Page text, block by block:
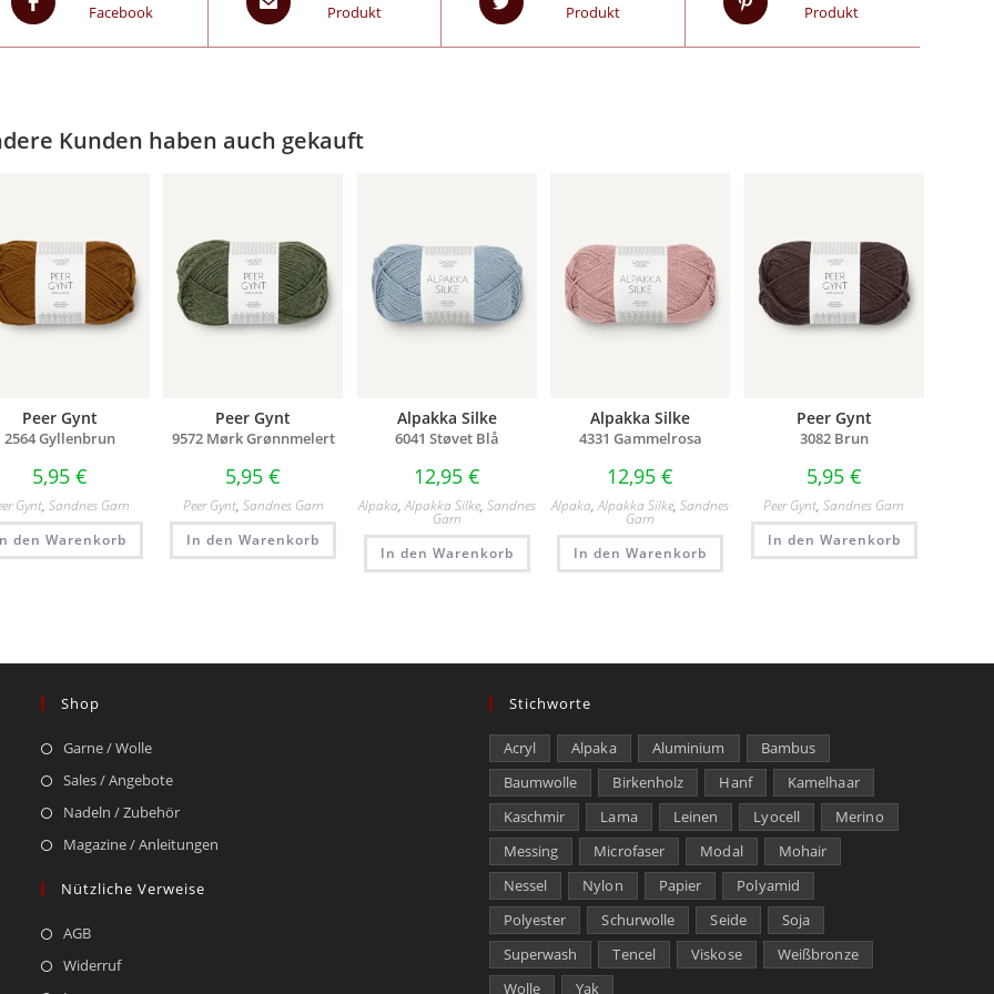
Facebook
Produkt
Produkt
Produkt
Kunden haben auch gekauft
Peer Gynt
2564 Gyllenbrun
5,95 €
Gynt,Sandnes Garn
den Warenkorb
Peer Gynt
9572 Mørk Grønnmelert
5,95€
Peer Gynt, Sandnes Garn
In den Warenkorb
Alpakka Silke
6041 Støvet Blå
12,95 €
Alpaka,Alpakka Silke, Sandnes
Garn
In den Warenkorb
Alpakka Silke
4331 Gammelrosa
12,95€
Alpaka,Alpakka Silke,Sandnes
Garn
In den Warenkorb
Peer Gynt
3082 Brun
5,95 €
Peer Gynt,Sandnes Garn
In den Warenkorb
Shop
Garne / Wolle
Sales / Angebote
Nadeln / Zubehör
Magazine / Anleitungen
Nützliche Verweise
AGB
Widerruf
Stichworte
Acryl Alpaka Aluminium
Bambus
Baumwolle
Birkenholz Hanf
Kamelhaar
Kaschmir
Lama Leinen Lyocell
Merino
Messing
Microfaser Modal
Mohair
Nessel
Nylon Papier
Polyamid
Polyester
Schurwolle Seide
Soja
Superwash
Tencel Viskose
Weißbronze
Wolle
Yak